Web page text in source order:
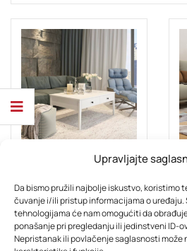
Upravljajte
Da bismo pružili najbolje iskustvo, koristimo
čuvanje i/ili pristup informacijama o uređaju.
tehnologijama će nam omogućiti da
ponašanje pri pregledanju ili jedinstveni ID-
Nepristanak ili povlačenje saglasnosti
279,00KM